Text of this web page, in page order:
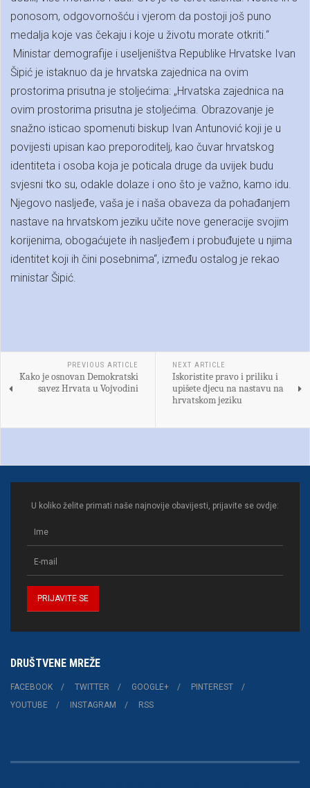
ponosom, odgovornošću i vjerom da postoji još puno
medalja koje vas čekaju i koje u životu morate otkriti.“
Ministar demografije i useljeništva Republike Hrvatske Ivan
Šipić je istaknuo da je hrvatska zajednica na ovim
prostorima prisutna je stoljećima: „Hrvatska zajednica na
ovim prostorima prisutna je stoljećima. Obrazovanje je
snažno isticao spomenuti biskup Ivan Antunović koji je u
povijesti upisan kao preporoditelj, kao čuvar hrvatskog
identiteta i osoba koja je poticala druge da uvijek budu
svjesni tko su, odakle dolaze i ono što je važno, kamo idu.
Njegovo nasljeđe, vaša je i naša obaveza da pohađanjem
nastave na hrvatskom jeziku učite nove generacije svojim
korijenima, obogaćujete ih nasljeđem i probuđujete u njima
identitet koji ih čini posebnima“, između ostalog je rekao
ministar Šipić.
PREVIOUS ARTICLE
Kako je osnovan Demokratski
savez Hrvata u Vojvodini
NEXT ARTICLE
Iskoristite pravo i priliku i
upišete djecu na nastavu na
hrvatskom jeziku
U koliko želite primati naše najnovije obavijesti, prijavite se ovdje:
DRUŠTVENE MREŽE
FACEBOOK TWITTER GOOGLE+
PINTEREST
YOUTUBE
INSTAGRAM RSS